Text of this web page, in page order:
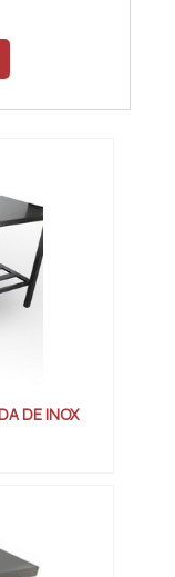
DE INOX